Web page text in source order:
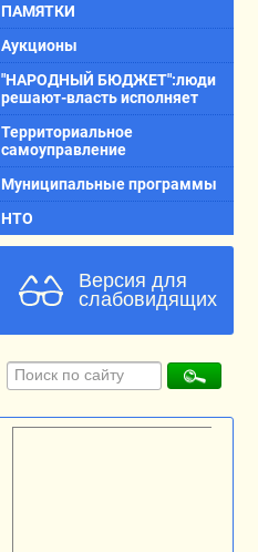
ПАМЯТКИ
Аукционы
"НАРОДНЫЙ БЮДЖЕТ":люди
решают-власть исполняет
Территориальное
самоуправление
Муниципальные программы
НТО
Версия для
слабовидящих